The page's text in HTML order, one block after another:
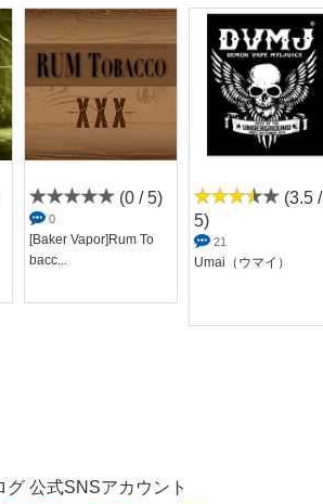
(0 / 5)
0
[Baker Vapor]Rum To
bacc...
(3.5 /
5)
21
Umai（ウマイ）
グ 公式SNSアカウント